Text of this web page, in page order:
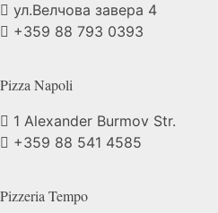
ул.Велчова завера 4
+359 88 793 0393
Pizza Napoli
1 Alexander Burmov Str.
+359 88 541 4585
Pizzeria Tempo